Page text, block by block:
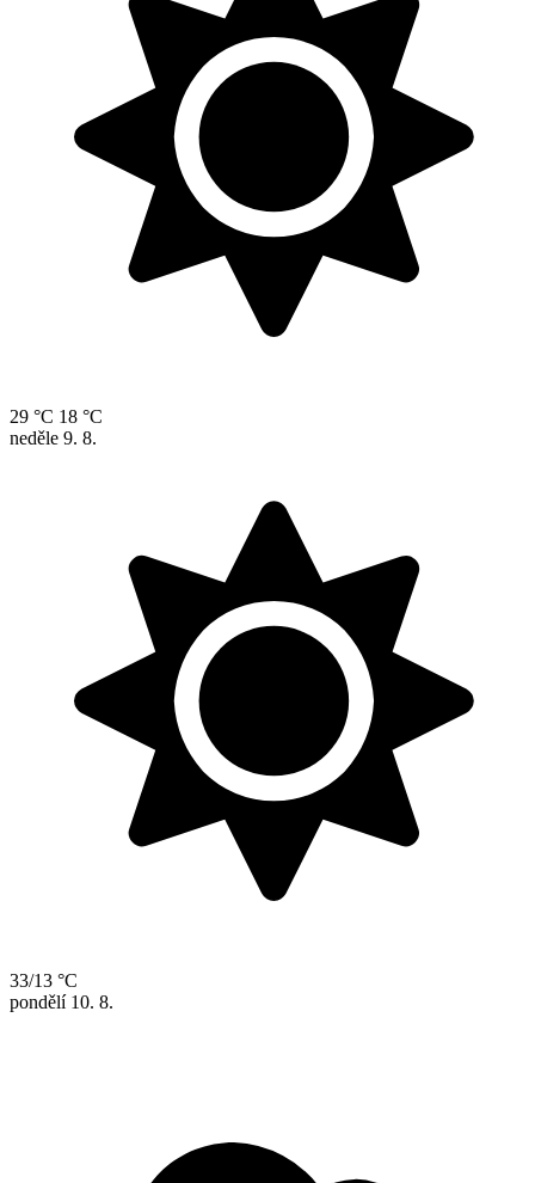
29 °C 18 °C
neděle 9. 8.
33/13 °C
pondělí 10. 8.